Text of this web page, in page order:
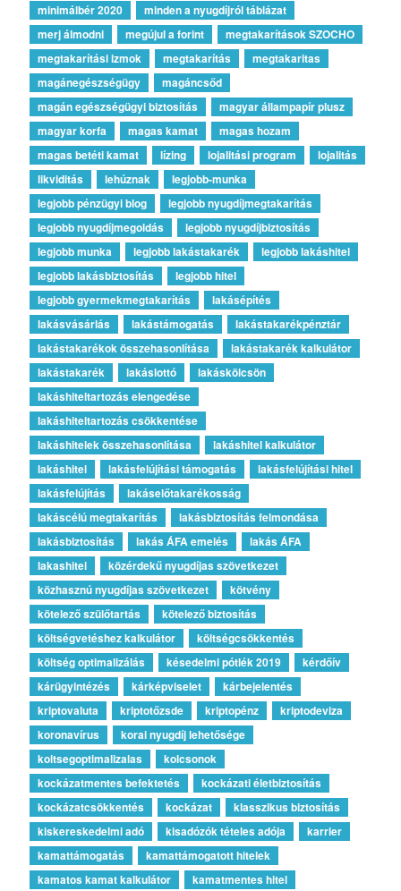
minimálbér 2020
minden a nyugdíjról táblázat
merj álmodni
megújul a forint
megtakarítások SZOCHO
megtakarítási izmok
megtakarítás
megtakaritas
magánegészségügy
magáncsőd
magán egészségügyi biztosítás
magyar állampapír plusz
magyar korfa
magas kamat
magas hozam
magas betéti kamat
lízing lojalitási program
lojalitás
likviditás
lehúznak
legjobb-munka
legjobb pénzügyi blog
legjobb nyugdíjmegtakarítás
legjobb nyugdíjmegoldás
legjobb nyugdíjbiztosítás
legjobb munka
legjobb lakástakarék
legjobb lakáshitel
legjobb lakásbiztosítás
legjobb hitel
legjobb gyermekmegtakarítás
lakásépítés
lakásvásárlás
lakástámogatás
lakástakarékpénztár
lakástakarékok összehasonlítása
lakástakarék kalkulátor
lakástakarék
lakáslottó
lakáskölcsön
lakáshiteltartozás elengedése
lakáshiteltartozás csökkentése
lakáshitelek összehasonlítása
lakáshitel kalkulátor
lakáshitel
lakásfelújítási támogatás
lakásfelújítási hitel
lakásfelújítás
lakáselőtakarékosság
lakáscélú megtakarítás
lakásbiztosítás felmondása
lakásbiztosítás
lakás ÁFA emelés
lakás ÁFA
lakashitel
közérdekű nyugdíjas szövetkezet
közhasznú nyugdíjas szövetkezet
kötvény
kötelező szülőtartás
kötelező biztosítás
költségvetéshez kalkulátor
költségcsökkentés
költség optimalizálás
késedelmi pótlék 2019
kérdőív
kárügyintézés
kárképviselet
kárbejelentés
kriptovaluta
kriptotőzsde kriptopénz
kriptodeviza
koronavírus
korai nyugdíj lehetősége
koltsegoptimalizalas
kolcsonok
kockázatmentes befektetés
kockázati életbiztosítás
kockázatcsökkentés
kockázat
klasszikus biztosítás
kiskereskedelmi adó
kisadózók tételes adója
karrier
kamattámogatás
kamattámogatott hitelek
kamatos kamat kalkulátor
kamatmentes hitel